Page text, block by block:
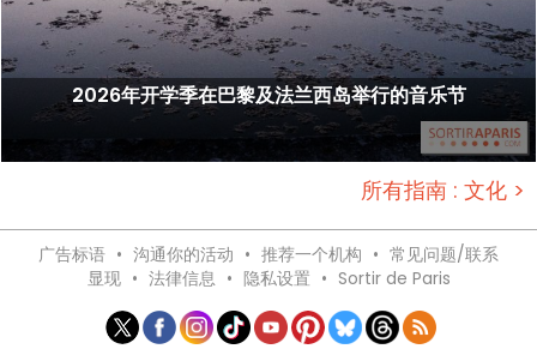
2026年开学季在巴黎及法兰西岛举行的音乐节
所有指南 : 文化 >
广告标语 • 沟通你的活动 • 推荐一个机构 • 常见问题/联系
显现 • 法律信息 • 隐私设置 • Sortir de Paris